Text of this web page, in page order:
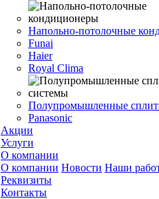
Напольно-потолочные
Funai
Haier
Royal Clima
Полупромышленные
Panasonic
Акции
Услуги
О компании
О компании Новости Наши
Реквизиты
Контакты